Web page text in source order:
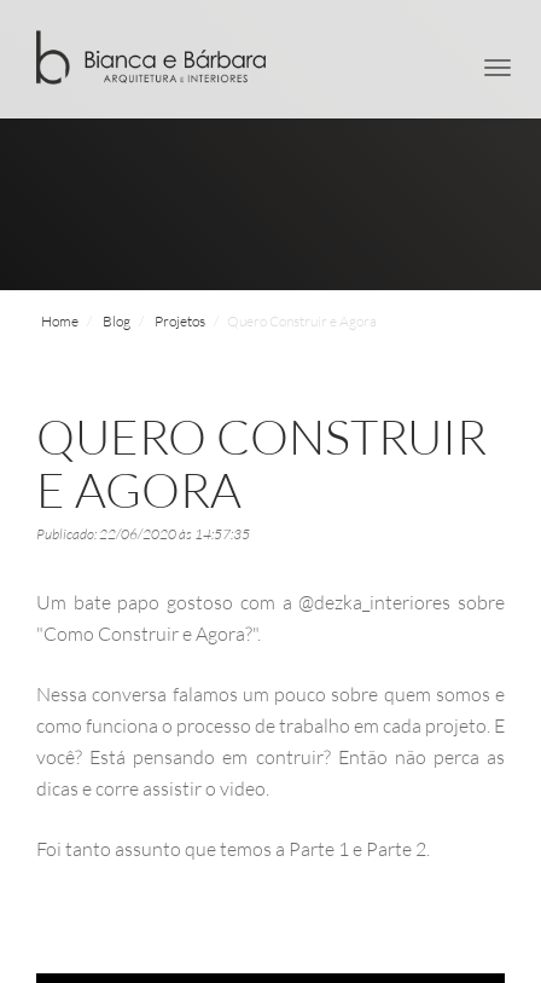
Home Blog Projetos Quero Construir e Agora
QUERO CONSTRUIR
E AGORA
Publicado: 22/06/2020 às 14:57:35
Um bate papo gostoso com a @dezka_interiores sobre
"Como Construir e Agora?".
Nessa conversa falamos um pouco sobre quem somos e
como funciona o processo de trabalho em cada projeto. E
você? Está pensando em contruir? Então não perca as
dicas e corre assistir o video.
Foi tanto assunto que temos a Parte 1 e Parte 2.